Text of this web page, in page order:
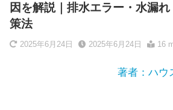
因を解説｜排水エラー・水漏
策法
2025年6月24日 2025年6月24日 16
著者：ハウ